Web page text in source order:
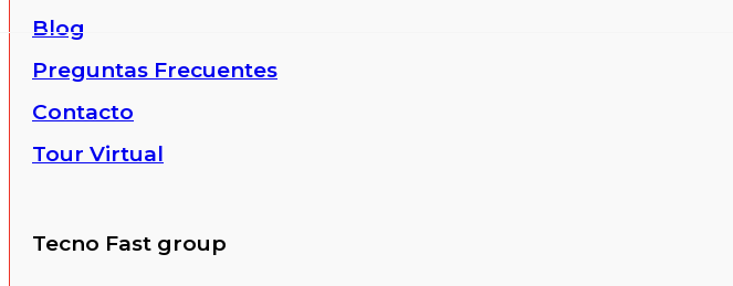
Blog
Preguntas Frecuentes
Contacto
Tour Virtual
Tecno Fast group